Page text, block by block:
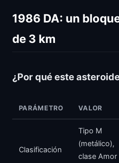
1986 DA: un
de 3 km
¿Por qué este
PARÁMETRO VALOR
Clasificación
Tipo M
(metálico),
clase Amor